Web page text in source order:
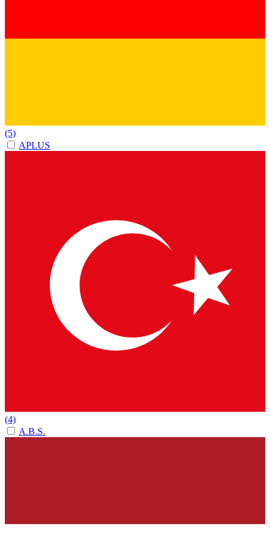
(5)
APLUS
(4)
A.B.S.